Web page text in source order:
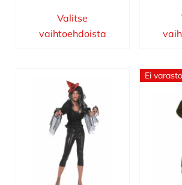
Valitse
vaihtoehdoista
tuotteella
useampi
muunnelma.
Ei